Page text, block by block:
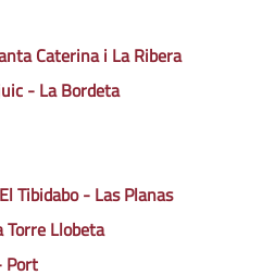
Caterina i La Ribera
- La Bordeta
Tibidabo - Las Planas
Torre Llobeta
Port